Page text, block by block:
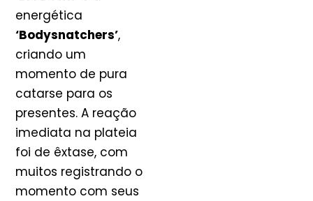
energética
‘Bodysnatchers’,
criando um
momento de pura
catarse para os
presentes. A reação
imediata na plateia
foi de êxtase, com
muitos registrando o
momento com seus